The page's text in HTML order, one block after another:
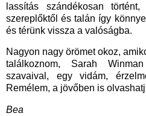
lassítás szándékosan
szereplőktől és talán így
és térünk vissza a valóságba.
Nagyon nagy örömet okoz,
találkoznom, Sarah
szavaival, egy vidám,
Remélem, a jövőben is
Bea